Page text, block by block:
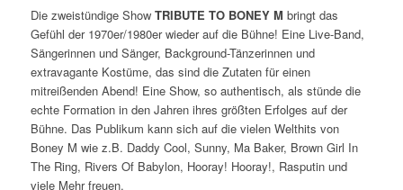
Die zweistündige Show TRIBUTE TO BONEY M bringt das
Gefühl der 1970er/1980er wieder auf die Bühne! Eine Live-Band,
Sängerinnen und Sänger, Background-Tänzerinnen und
extravagante Kostüme, das sind die Zutaten für einen
mitreißenden Abend! Eine Show, so authentisch, als stünde die
echte Formation in den Jahren ihres größten Erfolges auf der
Bühne. Das Publikum kann sich auf die vielen Welthits von
Boney M wie z.B. Daddy Cool, Sunny, Ma Baker, Brown Girl In
The Ring, Rivers Of Babylon, Hooray! Hooray!, Rasputin und
viele Mehr freuen.